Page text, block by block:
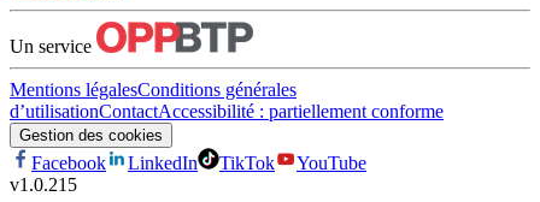
Un service
Mentions légalesConditions générales
d’utilisationContactAccessibilité : partiellement conforme
Gestion des cookies
Facebook LinkedIn TikTok
YouTube
v1.0.215